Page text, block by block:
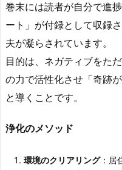
巻末には読者が自分で進
ート」が付録として収録
夫が凝らされています​。
目的は、ネガティブをた
の力で活性化させ「奇跡
と導くことです​。
浄化のメソッド
環境のクリアリング：居